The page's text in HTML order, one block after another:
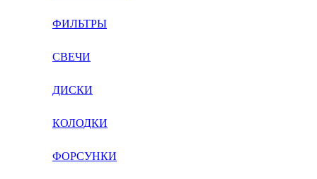
ФИЛЬТРЫ
СВЕЧИ
ДИСКИ
КОЛОДКИ
ФОРСУНКИ